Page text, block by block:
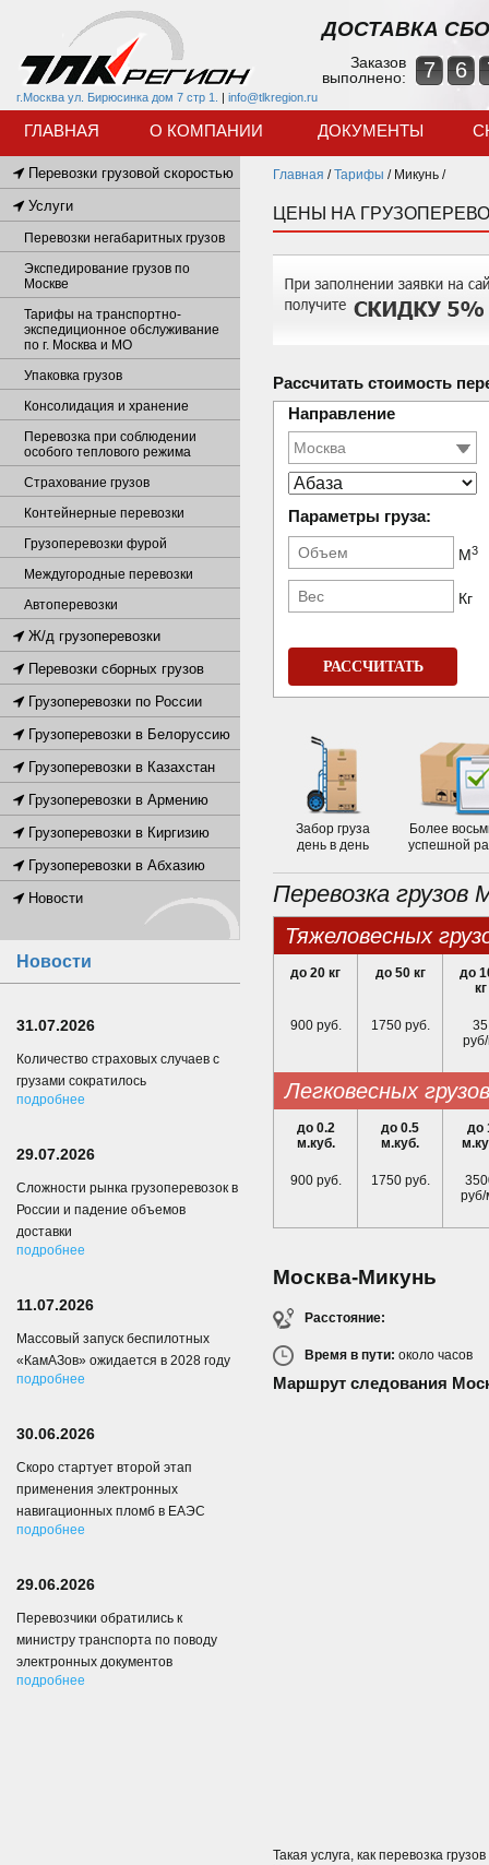
г.Москва ул. Бирюсинка дом 7 стр 1. | info@tlkregion.ru
ДОСТАВКА
Заказов
выполнено:
7 6
ГЛАВНАЯ О КОМПАНИИ ДОКУМЕНТЫ
Главная /Тарифы / Микунь /
ЦЕНЫ НА
Рассчитать стоимость
Направление
Параметры груза:
М3
Кг
РАССЧИТАТЬ
Забор груза
день в день
Более
успешной
Перевозка грузов
тяжеловесных
до 20 кг до 50 кг
до
кг
900 руб. 1750 руб.
35
руб/
легковесных грузов
до 0.2
м.куб.
до 0.5
м.куб.
до
900 руб. 1750 руб.
Москва-Микунь
Расстояние:
Время в пути: около часов
Маршрут следования
Такая услуга, как перевозка
Перевозки грузовой скоростью
Услуги
Перевозки негабаритных грузов
Экспедирование грузов по
Москве
Тарифы на транспортно-
экспедиционное обслуживание
по г. Москва и МО
Упаковка грузов
Консолидация и хранение
Перевозка при соблюдении
особого теплового режима
Страхование грузов
Контейнерные перевозки
Грузоперевозки фурой
Междугородные перевозки
Автоперевозки
Ж/д грузоперевозки
Перевозки сборных грузов
Грузоперевозки по России
Грузоперевозки в Белоруссию
Грузоперевозки в Казахстан
Грузоперевозки в Армению
Грузоперевозки в Киргизию
Грузоперевозки в Абхазию
Новости
Новости
31.07.2026
Количество страховых случаев с
грузами сократилось
подробнее
29.07.2026
Сложности рынка грузоперевозок в
России и падение объемов
доставки
подробнее
11.07.2026
Массовый запуск беспилотных
«КамАЗов» ожидается в 2028 году
подробнее
30.06.2026
Скоро стартует второй этап
применения электронных
навигационных пломб в ЕАЭС
подробнее
29.06.2026
Перевозчики обратились к
министру транспорта по поводу
электронных документов
подробнее